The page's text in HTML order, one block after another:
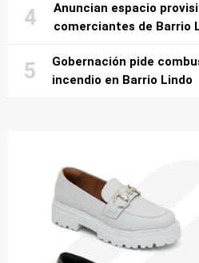
Anuncian espacio
comerciantes de Barrio
Gobernación pide
incendio en Barrio Lindo